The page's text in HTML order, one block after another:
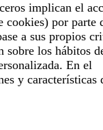
implican el
cookies) por parte
a sus propios
los hábitos
En el
y características